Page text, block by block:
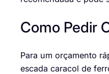
Como Pedir
Para um orçamento
escada caracol de